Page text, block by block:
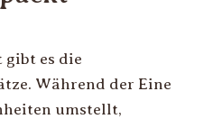
es die
Während der Eine
umstellt,